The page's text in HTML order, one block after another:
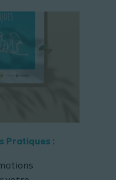
Pratiques :